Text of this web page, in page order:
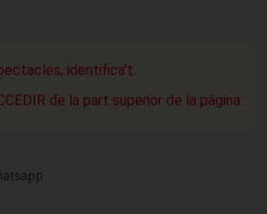
identifica't.
de la part superior de la pàgina.